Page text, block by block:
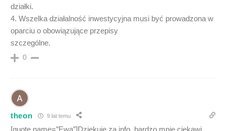
działki.
4. Wszelka działalność inwestycyjna musi być prowadzona w
oparciu o obowiązujące przepisy
szczególne.
0
theon 9 lat temu